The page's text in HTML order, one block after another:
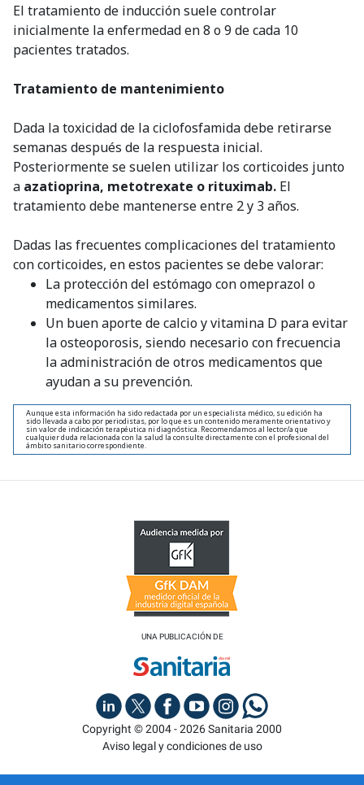
El tratamiento de inducción suele controlar
inicialmente la enfermedad en 8 o 9 de cada 10
pacientes tratados.
Tratamiento de mantenimiento
Dada la toxicidad de la ciclofosfamida debe retirarse
semanas después de la respuesta inicial.
Posteriormente se suelen utilizar los corticoides junto
a azatioprina, metotrexate o rituximab. El
tratamiento debe mantenerse entre 2 y 3 años.
Dadas las frecuentes complicaciones del tratamiento
con corticoides, en estos pacientes se debe valorar:
La protección del estómago con omeprazol o
medicamentos similares.
Un buen aporte de calcio y vitamina D para evitar
la osteoporosis, siendo necesario con frecuencia
la administración de otros medicamentos que
ayudan a su prevención.
Aunque esta información ha sido redactada por un especialista médico, su edición ha
sido llevada a cabo por periodistas, por lo que es un contenido meramente orientativo y
sin valor de indicación terapéutica ni diagnóstica. Recomendamos al lector/a que
cualquier duda relacionada con la salud la consulte directamente con el profesional del
ámbito sanitario correspondiente.
UNA PUBLICACIÓN DE
Copyright © 2004 - 2026 Sanitaria 2000
Aviso legal y condiciones de uso